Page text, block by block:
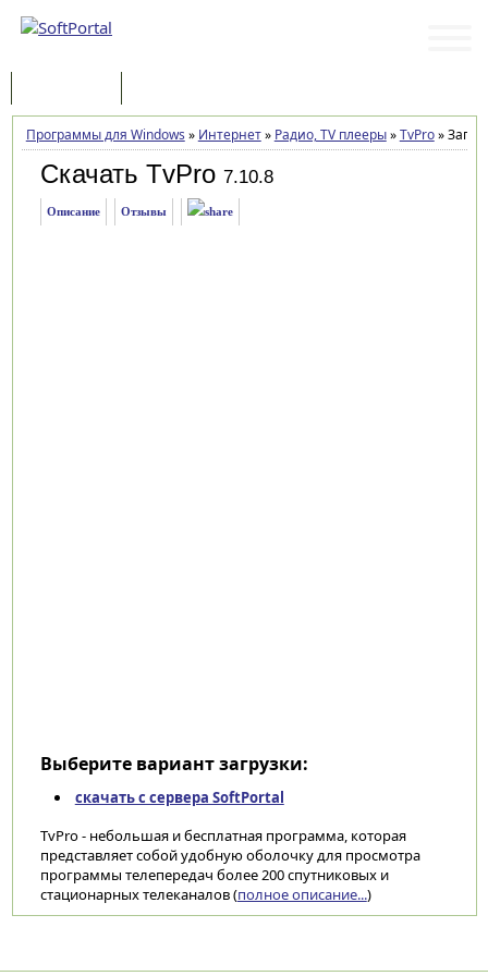
Программы для Windows » Интернет» Радио, TV плееры»TvPro»
Скачать TvPro 7.10.8
Описание Отзывы
Выберите вариант загрузки:
скачать с сервера SoftPortal
TvPro - небольшая и бесплатная программа, которая
представляет собой удобную оболочку для просмотра
программы телепередач более 200 спутниковых и
стационарных телеканалов (полное описание...)